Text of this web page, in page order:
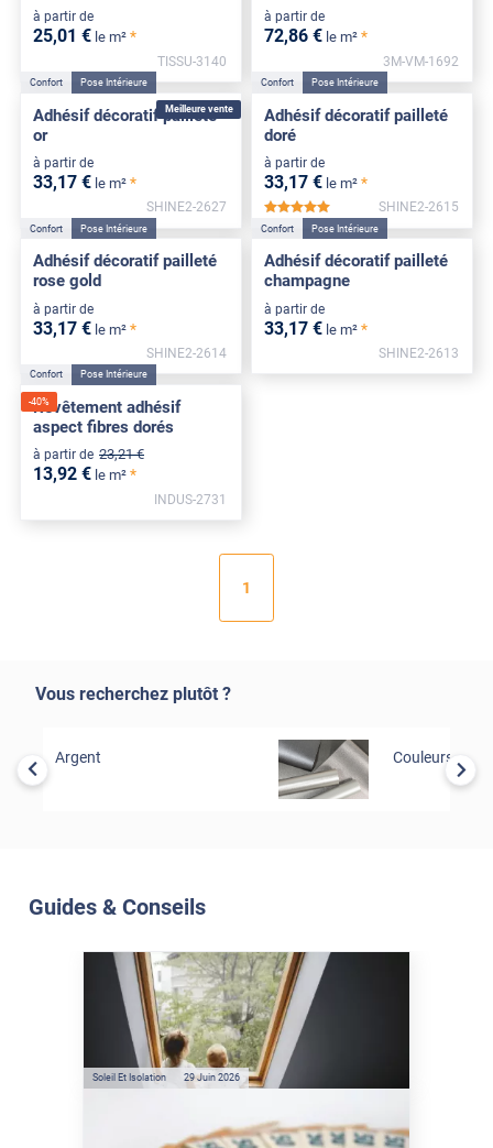
à partir de
25,01 € le m² *
TISSU-3140
à partir de
72,86 € le m² *
3M-VM-1692
Meilleure vente
Confort Pose Intérieure
Adhésif décoratif pailleté
or
à partir de
33,17 € le m² *
SHINE2-2627
Confort Pose Intérieure
Adhésif décoratif pailleté
doré
à partir de
33,17 € le m² *
SHINE2-2615
Confort Pose Intérieure
Adhésif décoratif pailleté
rose gold
à partir de
33,17 € le m² *
SHINE2-2614
Confort Pose Intérieure
Adhésif décoratif pailleté
champagne
à partir de
33,17 € le m² *
SHINE2-2613
-40%
Confort Pose Intérieure
Revêtement adhésif
aspect fibres dorés
à partir de 23,21 €
13,92 € le m² *
INDUS-2731
1
Vous recherchez plutôt ?
Argent Couleurs
Guides & Conseils
Véranda et Velux : Comment
bloquer jusqu'à 80% de
l'énergie solaire sans
climatisation ?
Soleil Et Isolation 29 Juin 2026
Film anti-chaleur : quelles